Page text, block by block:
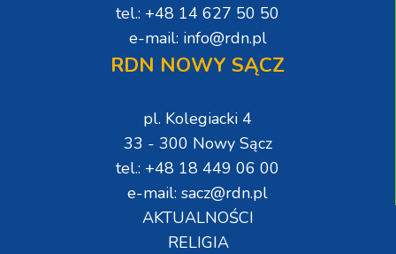
tel.: +48 14 627 50 50
e-mail: info@rdn.pl
RDN NOWY SĄCZ
pl. Kolegiacki 4
33 - 300 Nowy Sącz
tel.: +48 18 449 06 00
e-mail: sacz@rdn.pl
AKTUALNOŚCI
RELIGIA